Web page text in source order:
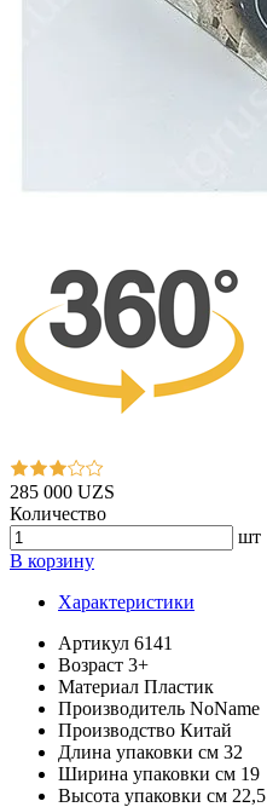
285 000 UZS
Количество
шт
В корзину
Характеристики
Артикул 6141
Возраст 3+
Материал Пластик
Производитель NoName
Производство Китай
Длина упаковки см 32
Ширина упаковки см 19
Высота упаковки см 22,5